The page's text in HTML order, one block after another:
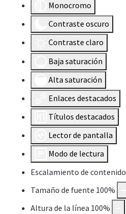
Monocromo
Contraste oscuro
Contraste claro
Baja saturación
Alta saturación
Enlaces destacados
Títulos destacados
Lector de pantalla
Modo de lectura
Escalamiento de contenido
Tamaño de fuente 100%
Altura de la línea 100%